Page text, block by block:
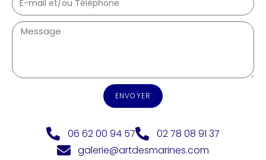
ENVOYER
06 62 00 94 57
02 78 08 91 37
galerie@artdesmarines.com